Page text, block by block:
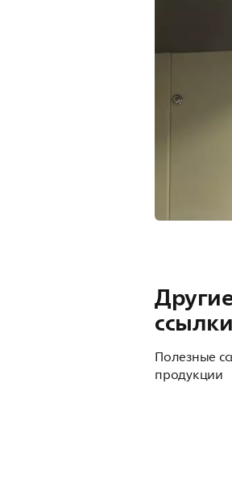
ссылки
Полезные
продукции